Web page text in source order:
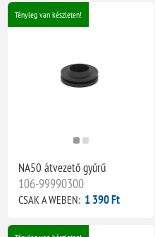
Tényleg van készleten!
NA50 átvezető gyűrű
106-99990300
CSAK A WEBEN: 1 390 Ft